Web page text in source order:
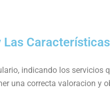
indicando los
una correcta valoracion y